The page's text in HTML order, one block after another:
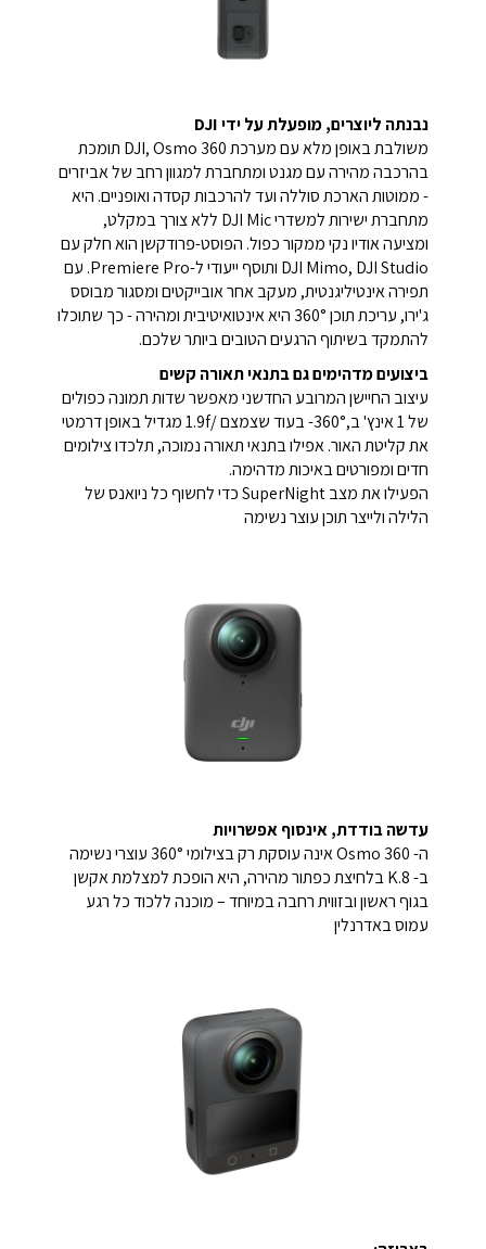
נבנתה ליוצרים, מופעלת על ידי DJI
משולבת באופן מלא עם מערכת DJI, Osmo 360 תומכת
בהרכבה מהירה עם מגנט ומתחברת למגוון רחב של אביזרים
- ממוטות הארכת סוללה ועד להרכבות קסדה ואופניים. היא
מתחברת ישירות למשדרי DJI Mic ללא צורך במקלט,
ומציעה אודיו נקי ממקור כפול. הפוסט-פרודקשן הוא חלק עם
DJI Mimo, DJI Studio ותוסף ייעודי ל-Premiere Pro. עם
תפירה אינטיליגנטית, מעקב אחר אובייקטים ומסגור מבוסס
ג'ירו, עריכת תוכן 360° היא אינטואיטיבית ומהירה - כך שתוכלו
להתמקד בשיתוף הרגעים הטובים ביותר שלכם.
ביצועים מדהימים גם בתנאי תאורה קשים
עיצוב החיישן המרובע החדשני מאפשר שדות תמונה כפולים
של 1 אינץ' ב,360°- בעוד שצמצם /1.9f מגדיל באופן דרמטי
את קליטת האור. אפילו בתנאי תאורה נמוכה, תלכדו צילומים
חדים ומפורטים באיכות מדהימה.
הפעילו את מצב SuperNight כדי לחשוף כל ניואנס של
הלילה ולייצר תוכן עוצר נשימה
עדשה בודדת, אינסוף אפשרויות
ה- 360 Osmo אינה עוסקת רק בצילומי 360° עוצרי נשימה
ב- K.8 בלחיצת כפתור מהירה, היא הופכת למצלמת אקשן
בגוף ראשון ובזווית רחבה במיוחד – מוכנה ללכוד כל רגע
עמוס באדרנלין